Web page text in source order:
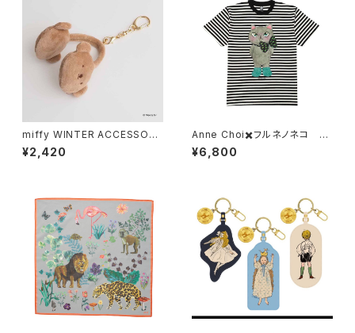
miffy WINTER ACCESSORY
S MINI イヤマフチャーム ボリ
ス
¥2,420
Anne Choi✖️フルネノネコ 限
定Tシャツ①
¥6,800